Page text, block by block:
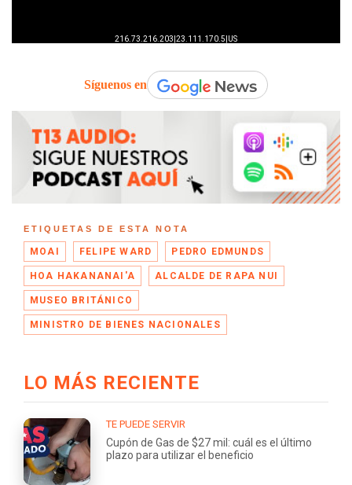
Síguenos en
ETIQUETAS DE ESTA NOTA
MOAI FELIPE WARD PEDRO EDMUNDS
HOA HAKANANAI'A ALCALDE DE RAPA NUI
MUSEO BRITÁNICO
MINISTRO DE BIENES NACIONALES
LO MÁS RECIENTE
TE PUEDE SERVIR
Cupón de Gas de $27 mil: cuál es el último
plazo para utilizar el beneficio